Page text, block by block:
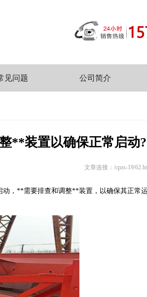
见问题 公司简介
**装置以确保正常启动?
文章连接：/cpzs-19/
，**需要排查和调整**装置，以确保其正常